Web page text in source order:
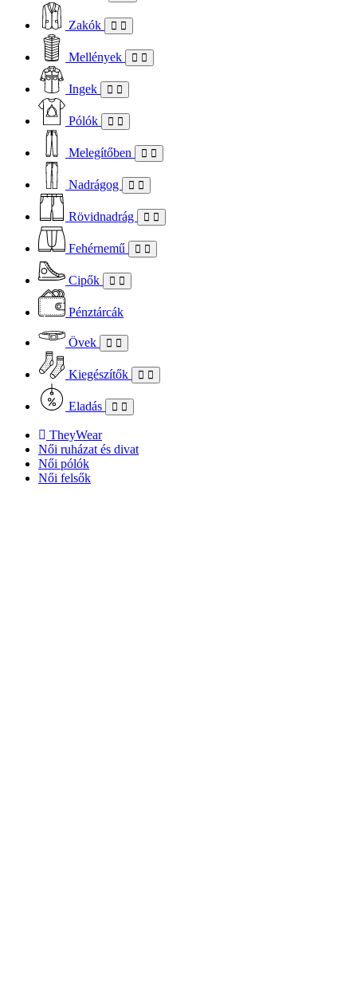
Zakók
Mellények
Ingek
Pólók
Melegítőben
Nadrágog
Rövidnadrág
Fehérnemű
Cipők
Pénztárcák
Övek
Kiegészítők
Eladás
TheyWear
Női ruházat és divat
Női pólók
Női felsők